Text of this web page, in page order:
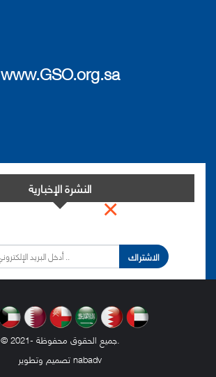
www.GSO.org.sa
النشرة الإخبارية
الاشتراك
© 2021- جميع الحقوق محفوظة.
nabadv
×